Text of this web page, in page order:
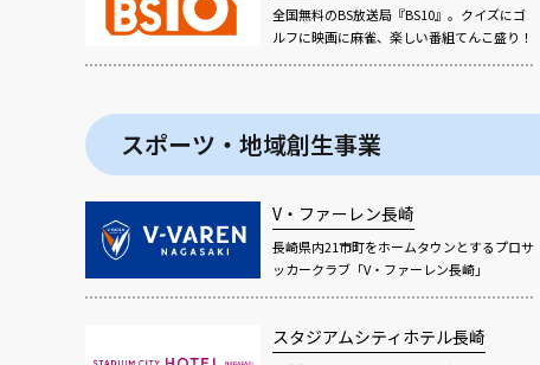
全国無料のBS放送局『BS10』。クイズにゴ
ルフに映画に麻雀、楽しい番組てんこ盛り！
スポーツ・地域創生事業
V・ファーレン長崎
長崎県内21市町をホームタウンとするプロサ
ッカークラブ「V・ファーレン長崎」
スタジアムシティホテル長崎